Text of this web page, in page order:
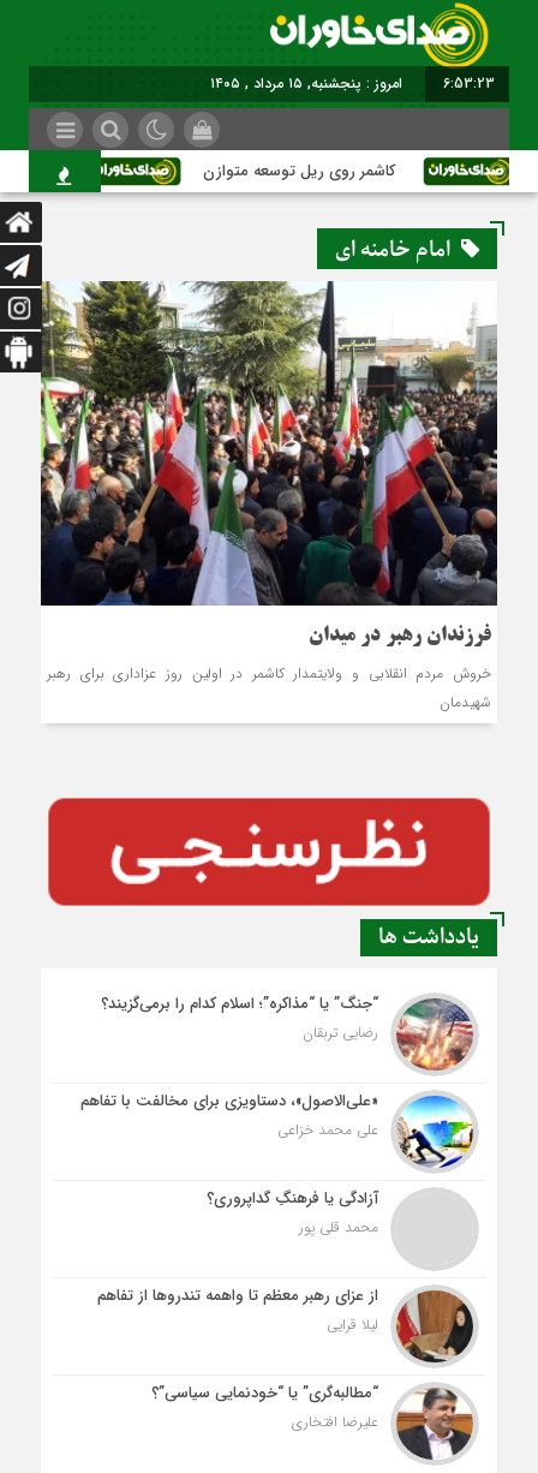
6:53:23 امروز : پنجشنبه, ۱۵ مرداد , ۱۴۰۵
کاشمر روی ریل توسعه متوازن کاشمر؛
امام خامنه ای
فرزندان رهبر در میدان
خروش مردم انقلابی و ولایتمدار کاشمر در اولین روز عزاداری برای رهبر
شهیدمان
یادداشت ها
“جنگ” یا “مذاکره”؛ اسلام کدام را برمی‌گزیند؟
رضایی تربقان
«علی‌الاصول»، دستاویزی برای مخالفت با تفاهم
علی محمد خزاعی
آزادگی یا فرهنگِ گداپروری؟
محمد قلی پور
از عزای رهبر معظم تا واهمه تندروها از تفاهم
لیلا قرایی
“مطالبه‌گری” یا “خودنمایی سیاسی”؟
علیرضا افتخاری